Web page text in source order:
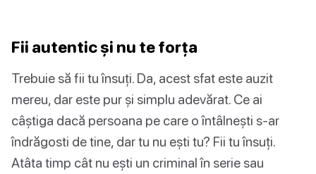
Fii autentic și nu te forța
Trebuie să fii tu însuți. Da, acest sfat este auzit
mereu, dar este pur și simplu adevărat. Ce ai
câștiga dacă persoana pe care o întâlnești s-ar
îndrăgosti de tine, dar tu nu ești tu? Fii tu însuți.
Atâta timp cât nu ești un criminal în serie sau